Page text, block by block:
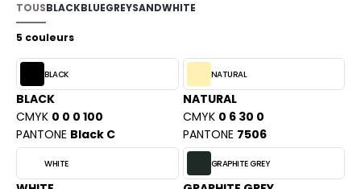
SHOPPING
VETEMENTS
- BLANKS
TOUSBLACKBLUEGREYSANDWHITE
5 couleurs
BLACK
BLACK
CMYK 0 0 0 100
PANTONE Black C
NATURAL
NATURAL
CMYK 0 6 30 0
PANTONE 7506
WHITE GRAPHITE GREY